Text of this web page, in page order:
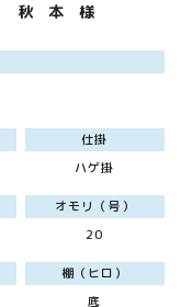
秋 本 様
仕掛
ハゲ掛
オモリ（号）
20
棚（ヒロ）
底